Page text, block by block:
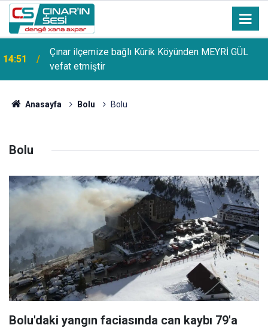
14:51
Çınar ilçemize bağlı Kûrik Köyünden MEYRİ GÜL
vefat etmiştir
Anasayfa Bolu Bolu
Bolu
Bolu'daki yangın faciasında can kaybı 79'a